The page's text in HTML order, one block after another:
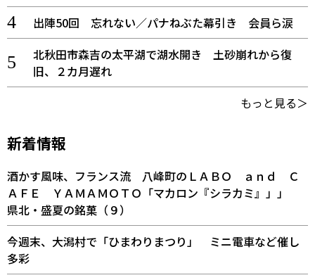
出陣50回 忘れない／パナねぶた幕引き 会員ら涙
北秋田市森吉の太平湖で湖水開き 土砂崩れから復
旧、２カ月遅れ
もっと見る＞
新着情報
酒かす風味、フランス流 八峰町のＬＡＢＯ ａｎｄ Ｃ
ＡＦＥ ＹＡＭＡＭＯＴＯ「マカロン『シラカミ』」」
県北・盛夏の銘菓（９）
今週末、大潟村で「ひまわりまつり」 ミニ電車など催し
多彩